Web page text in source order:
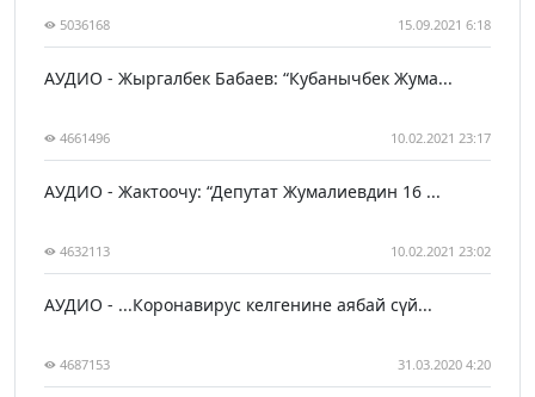
5036168 15.09.2021 6:18
АУДИО - Жыргалбек Бабаев: “Кубанычбек Жума...
4661496 10.02.2021 23:17
АУДИО - Жактоочу: “Депутат Жумалиевдин 16 ...
4632113 10.02.2021 23:02
АУДИО - ...Коронавирус келгенине аябай сүй...
4687153 31.03.2020 4:20